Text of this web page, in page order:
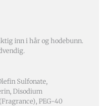
inn i hår og hodebunn.
Sulfonate,
Disodium
PEG-40